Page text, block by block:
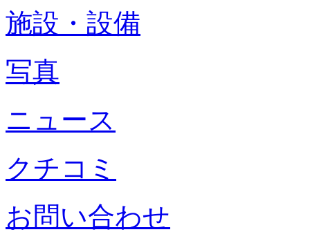
施設・設備
写真
ニュース
クチコミ
お問い合わせ